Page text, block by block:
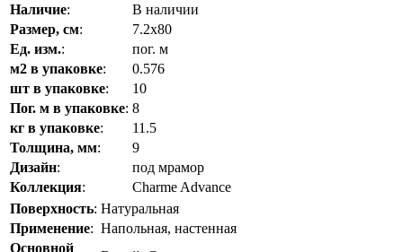
Наличие:
В наличии
Размер, см:
7.2x80
Ед. изм.:
пог. м
м2 в упаковке:
0.576
шт в упаковке:
10
Пог. м в упаковке: 8
кг в упаковке:
11.5
Толщина, мм:
9
Дизайн:
под мрамор
Коллекция:
Charme Advance
Поверхность: Натуральная
Применение: Напольная, настенная
Основной